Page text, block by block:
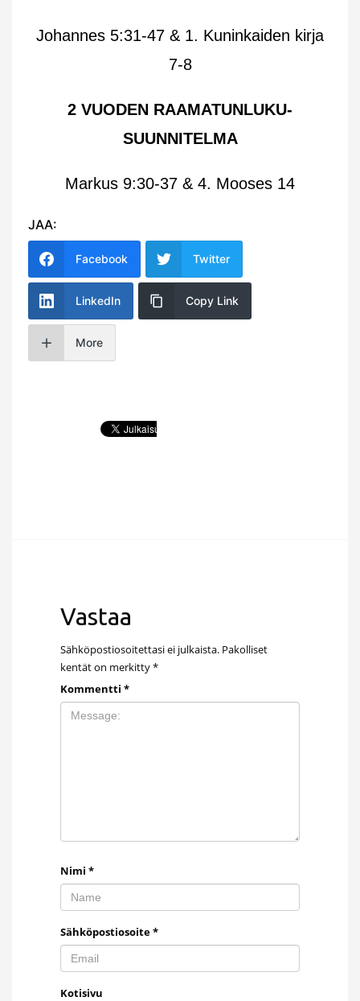
Johannes 5:31-47 & 1. Kuninkaiden kirja
7-8
2 VUODEN RAAMATUNLUKU-
SUUNNITELMA
Markus 9:30-37 & 4. Mooses 14
JAA:
Facebook Twitter
LinkedIn Copy Link
More
Vastaa
Sähköpostiosoitettasi ei julkaista. Pakolliset
kentät on merkitty*
Kommentti *
Nimi *
Sähköpostiosoite*
Kotisivu